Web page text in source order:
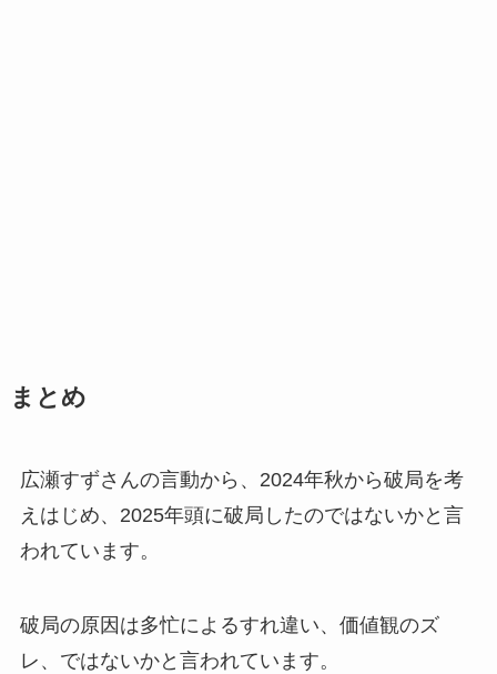
まとめ
広瀬すずさんの言動から、2024年秋から破局を考
えはじめ、2025年頭に破局したのではないかと言
われています。
破局の原因は多忙によるすれ違い、価値観のズ
レ、ではないかと言われています。